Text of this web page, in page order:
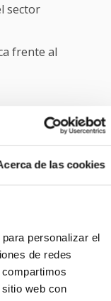
de las cookies
personalizar el
de redes
web con
sector
frente al
y
y
la